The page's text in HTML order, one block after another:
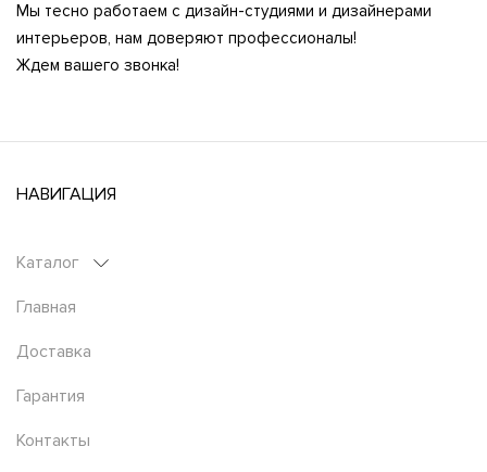
Мы тесно работаем с дизайн-студиями и дизайнерами
интерьеров, нам доверяют профессионалы!
Ждем вашего звонка!
НАВИГАЦИЯ
Каталог
Главная
Доставка
Гарантия
Контакты